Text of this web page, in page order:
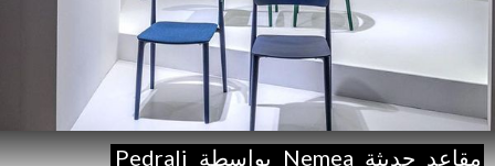
مقاعد حديثة Nemea بواسطة Pedrali